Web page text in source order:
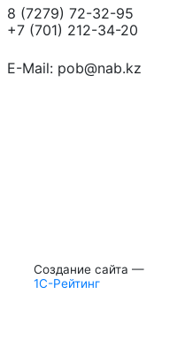
8 (7279) 72-32-95
+7 (701) 212-34-20
E-Mail: pob@nab.kz
Создание сайта —
1С-Рейтинг